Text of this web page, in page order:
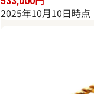
2025年10月10日時点